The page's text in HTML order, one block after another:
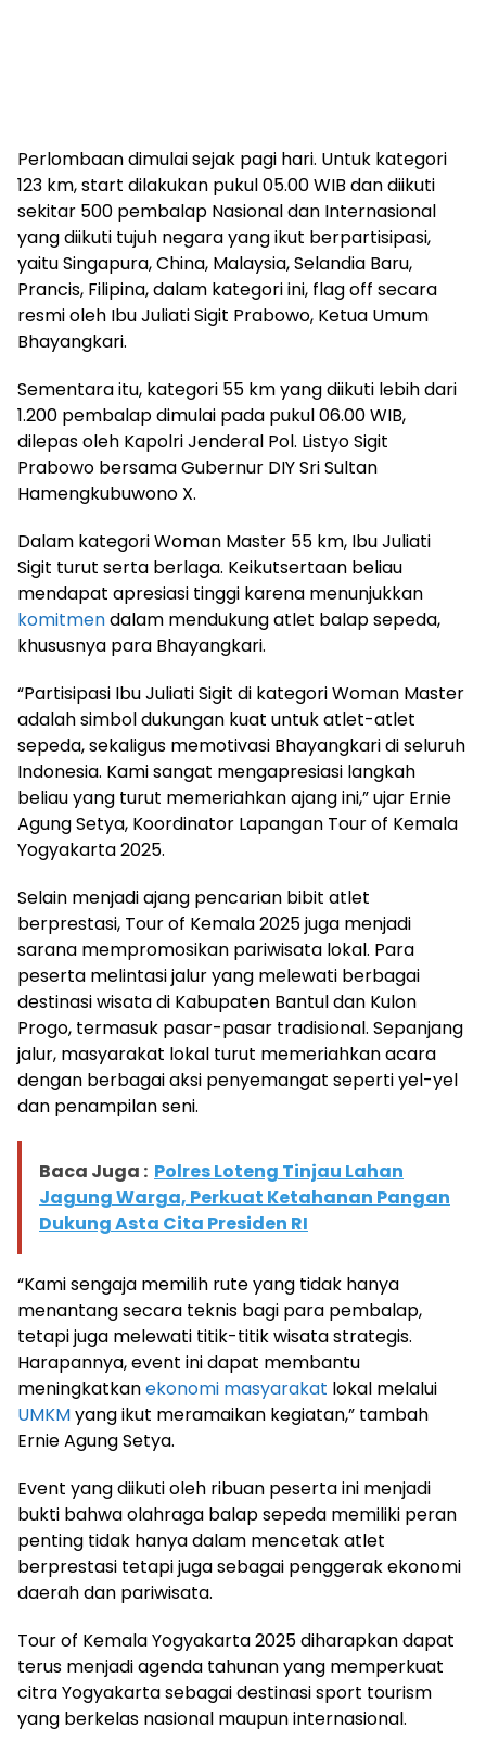
Perlombaan dimulai sejak pagi hari. Untuk kategori
123 km, start dilakukan pukul 05.00 WIB dan diikuti
sekitar 500 pembalap Nasional dan Internasional
yang diikuti tujuh negara yang ikut berpartisipasi,
yaitu Singapura, China, Malaysia, Selandia Baru,
Prancis, Filipina, dalam kategori ini, flag off secara
resmi oleh Ibu Juliati Sigit Prabowo, Ketua Umum
Bhayangkari.
Sementara itu, kategori 55 km yang diikuti lebih dari
1.200 pembalap dimulai pada pukul 06.00 WIB,
dilepas oleh Kapolri Jenderal Pol. Listyo Sigit
Prabowo bersama Gubernur DIY Sri Sultan
Hamengkubuwono X.
Dalam kategori Woman Master 55 km, Ibu Juliati
Sigit turut serta berlaga. Keikutsertaan beliau
mendapat apresiasi tinggi karena menunjukkan
komitmendalam mendukung atlet balap sepeda,
khususnya para Bhayangkari.
“Partisipasi Ibu Juliati Sigit di kategori Woman Master
adalah simbol dukungan kuat untuk atlet-atlet
sepeda, sekaligus memotivasi Bhayangkari di seluruh
Indonesia. Kami sangat mengapresiasi langkah
beliau yang turut memeriahkan ajang ini,” ujar Ernie
Agung Setya, Koordinator Lapangan Tour of Kemala
Yogyakarta 2025.
Selain menjadi ajang pencarian bibit atlet
berprestasi, Tour of Kemala 2025 juga menjadi
sarana mempromosikan pariwisata lokal. Para
peserta melintasi jalur yang melewati berbagai
destinasi wisata di Kabupaten Bantul dan Kulon
Progo, termasuk pasar-pasar tradisional. Sepanjang
jalur, masyarakat lokal turut memeriahkan acara
dengan berbagai aksi penyemangat seperti yel-yel
dan penampilan seni.
Baca Juga : Polres Loteng Tinjau Lahan
Jagung Warga, Perkuat Ketahanan Pangan
Dukung Asta Cita Presiden RI
“Kami sengaja memilih rute yang tidak hanya
menantang secara teknis bagi para pembalap,
tetapi juga melewati titik-titik wisata strategis.
Harapannya, event ini dapat membantu
meningkatkanekonomi masyarakat lokal melalui
UMKMyang ikut meramaikan kegiatan,” tambah
Ernie Agung Setya.
Event yang diikuti oleh ribuan peserta ini menjadi
bukti bahwa olahraga balap sepeda memiliki peran
penting tidak hanya dalam mencetak atlet
berprestasi tetapi juga sebagai penggerak ekonomi
daerah dan pariwisata.
Tour of Kemala Yogyakarta 2025 diharapkan dapat
terus menjadi agenda tahunan yang memperkuat
citra Yogyakarta sebagai destinasi sport tourism
yang berkelas nasional maupun internasional.